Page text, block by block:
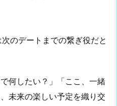
のデートまでの繋ぎ役だと
何したい？」「ここ、一緒
未来の楽しい予定を織り交